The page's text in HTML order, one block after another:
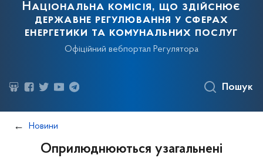
Національна комісія, що здійснює
державне регулювання у сферах
енергетики та комунальних послуг
Офіційний вебпортал Регулятора
Пошук
Новини
Оприлюднюються узагальнені